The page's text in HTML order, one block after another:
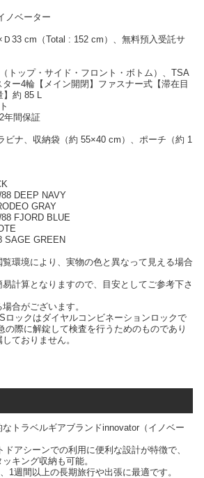
ノベーター
33 cm（Total : 152 cm）、無料預入受託サ
トップ・サイド・フロント・ボトム）、TSA
ー4輪【メイン開閉】ファスナー式【滞在目
】約 85 L
年間保証
ビナ、収納袋（約 55×40 cm）、ポーチ（約 1
DEEP NAVY
GRAY
FJORD BLUE
SAGE GREEN
環境により、実物の色と異なって見える場合
計算となりますので、目安としてご参考下さ
合がございます。
ックはダイヤルコンビネーションロックで
の際に解錠して検査を行うためのものであり
ておりません。
トラベルギアブランドinnovator（イノベー
ドアシーンでの利用に便利な設計が特徴で、
キング収納も可能。
1週間以上の長期旅行や出張に最適です。